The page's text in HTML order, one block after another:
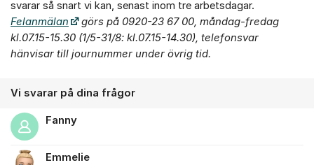
svarar så snart vi kan, senast inom tre arbetsdagar.
Felanmälan
görs på 0920-23 67 00, måndag-fredag
kl.07.15-15.30 (1/5-31/8: kl.07.15-14.30), telefonsvar
hänvisar till journummer under övrig tid.
Vi svarar på dina frågor
Fanny
Emmelie